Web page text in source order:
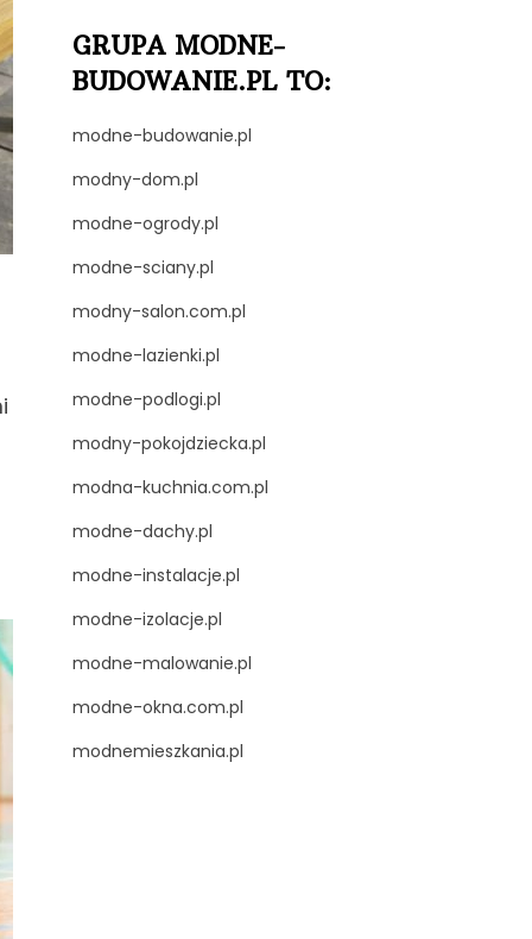
GRUPA MODNE-
BUDOWANIE.PL TO:
modne-budowanie.pl
modny-dom.pl
modne-ogrody.pl
modne-sciany.pl
modny-salon.com.pl
modne-lazienki.pl
modne-podlogi.pl
modny-pokojdziecka.pl
modna-kuchnia.com.pl
modne-dachy.pl
modne-instalacje.pl
modne-izolacje.pl
modne-malowanie.pl
modne-okna.com.pl
modnemieszkania.pl